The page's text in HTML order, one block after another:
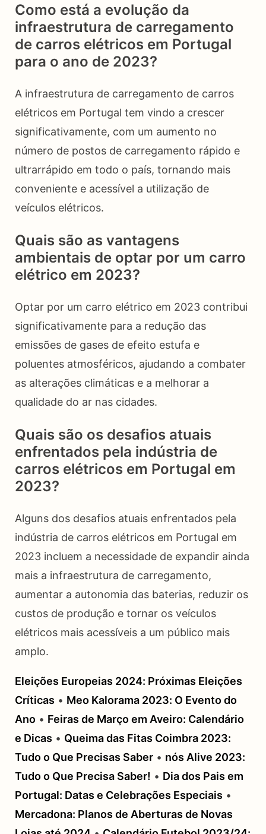
Como está a evolução da
infraestrutura de carregamento
de carros elétricos em Portugal
para o ano de 2023?
A infraestrutura de carregamento de carros
elétricos em Portugal tem vindo a crescer
significativamente, com um aumento no
número de postos de carregamento rápido e
ultrarrápido em todo o país, tornando mais
conveniente e acessível a utilização de
veículos elétricos.
Quais são as vantagens
ambientais de optar por um carro
elétrico em 2023?
Optar por um carro elétrico em 2023 contribui
significativamente para a redução das
emissões de gases de efeito estufa e
poluentes atmosféricos, ajudando a combater
as alterações climáticas e a melhorar a
qualidade do ar nas cidades.
Quais são os desafios atuais
enfrentados pela indústria de
carros elétricos em Portugal em
2023?
Alguns dos desafios atuais enfrentados pela
indústria de carros elétricos em Portugal em
2023 incluem a necessidade de expandir ainda
mais a infraestrutura de carregamento,
aumentar a autonomia das baterias, reduzir os
custos de produção e tornar os veículos
elétricos mais acessíveis a um público mais
amplo.
Eleições Europeias 2024: Próximas Eleições
Críticas • Meo Kalorama 2023: O Evento do
Ano • Feiras de Março em Aveiro: Calendário
e Dicas • Queima das Fitas Coimbra 2023:
Tudo o Que Precisas Saber • nós Alive 2023:
Tudo o Que Precisa Saber! • Dia dos Pais em
Portugal: Datas e Celebrações Especiais •
Mercadona: Planos de Aberturas de Novas